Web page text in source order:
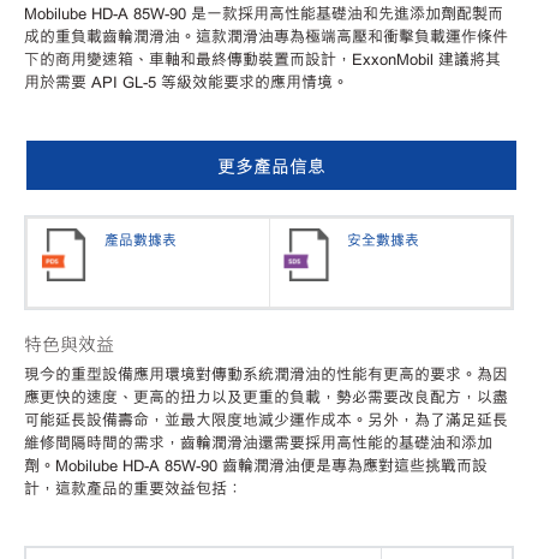
Mobilube HD-A 85W-90 是一款採用高性能基礎油和先進添加劑配製而
成的重負載齒輪潤滑油。這款潤滑油專為極端高壓和衝擊負載運作條件
下的商用變速箱、車軸和最終傳動裝置而設計，ExxonMobil 建議將其
用於需要 API GL-5 等級效能要求的應用情境。
更多產品信息
產品數據表 安全數據表
特色與效益
現今的重型設備應用環境對傳動系統潤滑油的性能有更高的要求。為因
應更快的速度、更高的扭力以及更重的負載，勢必需要改良配方，以盡
可能延長設備壽命，並最大限度地減少運作成本。另外，為了滿足延長
維修間隔時間的需求，齒輪潤滑油還需要採用高性能的基礎油和添加
劑。 Mobilube HD-A 85W-90 齒輪潤滑油便是專為應對這些挑戰而設
計，這款產品的重要效益包括：